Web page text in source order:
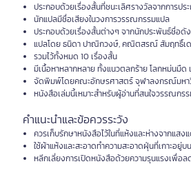
ประกอบด้วยเรื่องสั้นที่ชนะเลิศรางวัลจากการปร
นักแปลมีชื่อเสียงในวงการวรรณกรรมแปล
ประกอบด้วยเรื่องสั้นต่างๆ จากนักประพันธ์ชื่อดั
แปลโดย ธนิดา ปาณิกวงษ์, คณิตสรณ์ สัมฤทธิ์เ
รวมไว้ทั้งหมด 10 เรื่องสั้น
มีเนื้อหาหลากหลาย ทั้งแนวตลกร้าย โลกหม่นมืด
จัดพิมพ์โดยคณะอักษรศาสตร์ จุฬาลงกรณ์มหา
หนังสือเล่มนี้เหมาะสำหรับผู้อ่านที่สนใจวรรณก
คำแนะนำและข้อควรระวัง
ควรเก็บรักษาหนังสือไว้ในที่แห้งและห่างจากแสง
ใช้ผ้าแห้งและสะอาดทำความสะอาดฝุ่นที่เกาะอยู่
หลีกเลี่ยงการเปิดหนังสือด้วยความรุนแรงเพื่อ